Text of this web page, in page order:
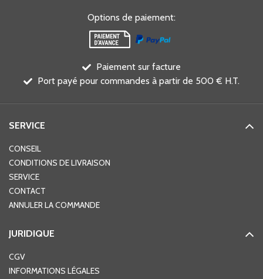
Options de paiement:
Paiement sur facture
Port payé pour commandes à partir de 500 € H.T.
SERVICE
CONSEIL
CONDITIONS DE LIVRAISON
SERVICE
CONTACT
ANNULER LA COMMANDE
JURIDIQUE
CGV
INFORMATIONS LÉGALES